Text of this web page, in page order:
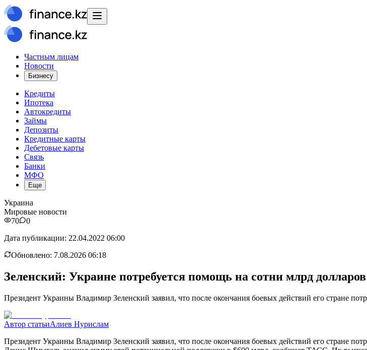
Частным лицам
Новости
Бизнесу
Кредиты
Ипотека
Автокредиты
Займы
Депозиты
Кредитные карты
Дебетовые карты
Связь
Банки
МФО
Еще
Украина
Мировые новости
70
0
Дата публикации: 22.04.2022 06:00
Обновлено: 7.08.2026 06:18
Зеленский: Украине потребуется помощь на сотни млрд долларов
Президент Украины Владимир Зеленский заявил, что после окончания боевых действий его стране
Автор статьиАлиев Нурислам
Президент Украины Владимир Зеленский заявил, что после окончания боевых действий его стране